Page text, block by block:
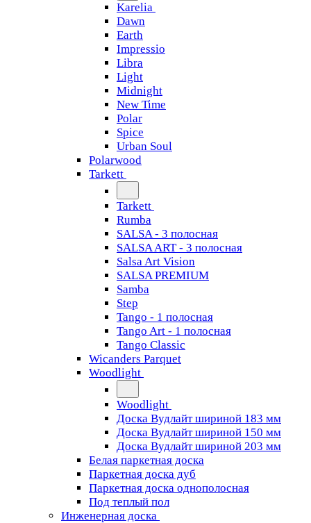
Karelia
Dawn
Earth
Impressio
Libra
Light
Midnight
New Time
Polar
Spice
Urban Soul
Polarwood
Tarkett
Tarkett
Rumba
SALSA - 3 полосная
SALSA ART - 3 полосная
Salsa Art Vision
SALSA PREMIUM
Samba
Step
Tango - 1 полосная
Tango Art - 1 полосная
Tango Classiс
Wicanders Parquet
Woodlight
Woodlight
Доска Вудлайт шириной 183 мм
Доска Вудлайт шириной 150 мм
Доска Вудлайт шириной 203 мм
Белая паркетная доска
Паркетная доска дуб
Паркетная доска однополосная
Под теплый пол
Инженерная доска